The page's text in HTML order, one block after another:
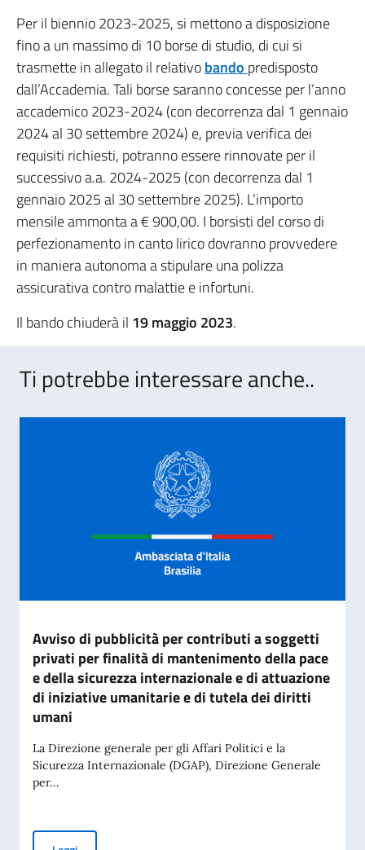
Per il biennio 2023-2025, si mettono a disposizione
fino a un massimo di 10 borse di studio, di cui si
trasmette in allegato il relativobando predisposto
dall’Accademia. Tali borse saranno concesse per l’anno
accademico 2023-2024 (con decorrenza dal 1 gennaio
2024 al 30 settembre 2024) e, previa verifica dei
requisiti richiesti, potranno essere rinnovate per il
successivo a.a. 2024-2025 (con decorrenza dal 1
gennaio 2025 al 30 settembre 2025). L’importo
mensile ammonta a € 900,00. I borsisti del corso di
perfezionamento in canto lirico dovranno provvedere
in maniera autonoma a stipulare una polizza
assicurativa contro malattie e infortuni.
Il bando chiuderà il 19 maggio 2023.
Ti potrebbe interessare anche..
Avviso di pubblicità per contributi a soggetti
privati per finalità di mantenimento della pace
e della sicurezza internazionale e di attuazione
di iniziative umanitarie e di tutela dei diritti
umani
La Direzione generale per gli Affari Politici e la
Sicurezza Internazionale (DGAP), Direzione Generale
per...